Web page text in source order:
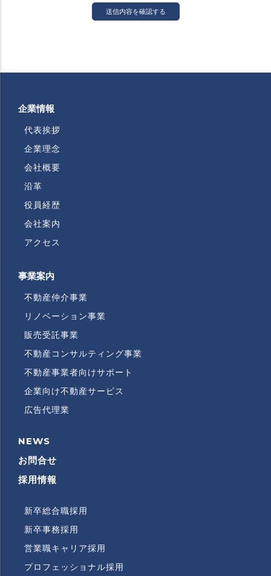
企業情報
代表挨拶
企業理念
会社概要
沿革
役員経歴
会社案内
アクセス
事業案内
不動産仲介事業
リノベーション事業
販売受託事業
不動産コンサルティング事業
不動産事業者向けサポート
企業向け不動産サービス
広告代理業
RECRUITMENT
NEWS
お問合せ
採用情報
RECRUITMENT
SUBMENU
新卒総合職採用
新卒事務採用
営業職キャリア採用
プロフェッショナル採用